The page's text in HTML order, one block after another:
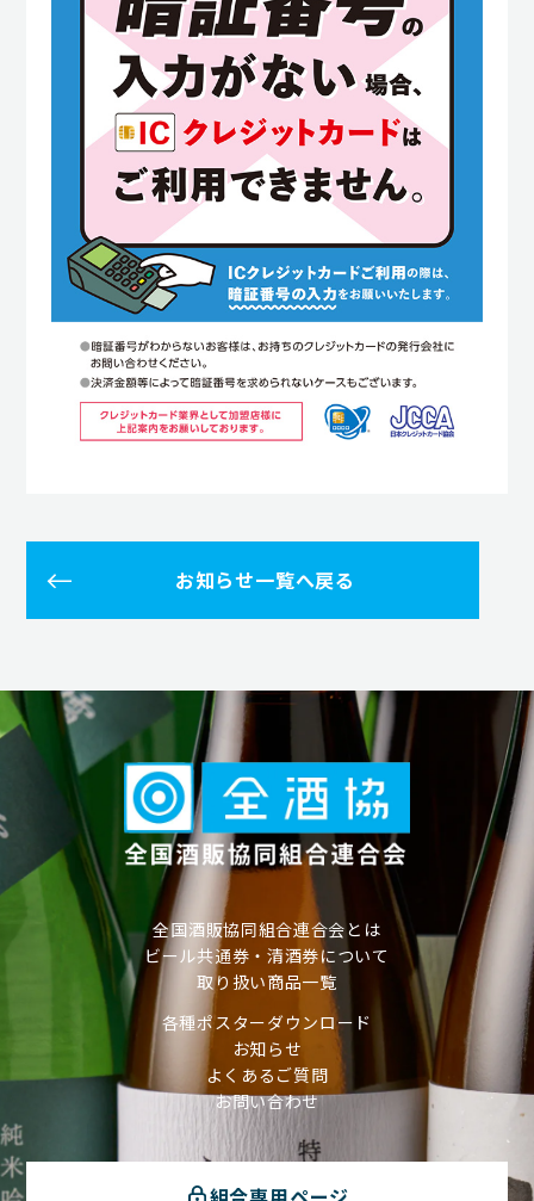
お知らせ一覧へ戻る
全国酒販協同組合連合会とは
ビール共通券・清酒券について
取り扱い商品一覧
各種ポスターダウンロード
お知らせ
よくあるご質問
お問い合わせ